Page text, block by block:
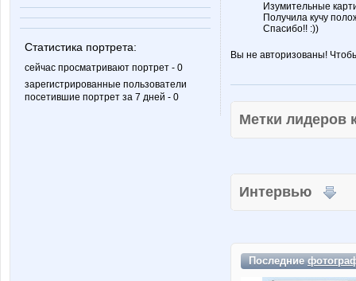
Статистика портрета:
сейчас просматривают портрет - 0
зарегистрированные пользователи
посетившие портрет за 7 дней - 0
Изумительные
Получила кучу
Спасибо!! :))
Вы не авторизованы!
Метки
Интервью
Последние